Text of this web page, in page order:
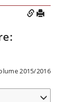
2015/2016